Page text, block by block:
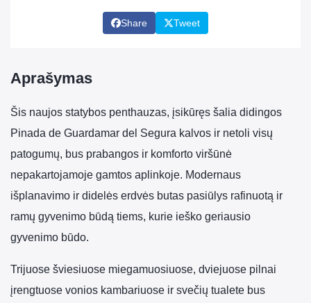
Share Tweet
Aprašymas
Šis naujos statybos penthauzas, įsikūręs šalia didingos
Pinada de Guardamar del Segura kalvos ir netoli visų
patogumų, bus prabangos ir komforto viršūnė
nepakartojamoje gamtos aplinkoje. Modernaus
išplanavimo ir didelės erdvės butas pasiūlys rafinuotą ir
ramų gyvenimo būdą tiems, kurie ieško geriausio
gyvenimo būdo.
Trijuose šviesiuose miegamuosiuose, dviejuose pilnai
įrengtuose vonios kambariuose ir svečių tualete bus